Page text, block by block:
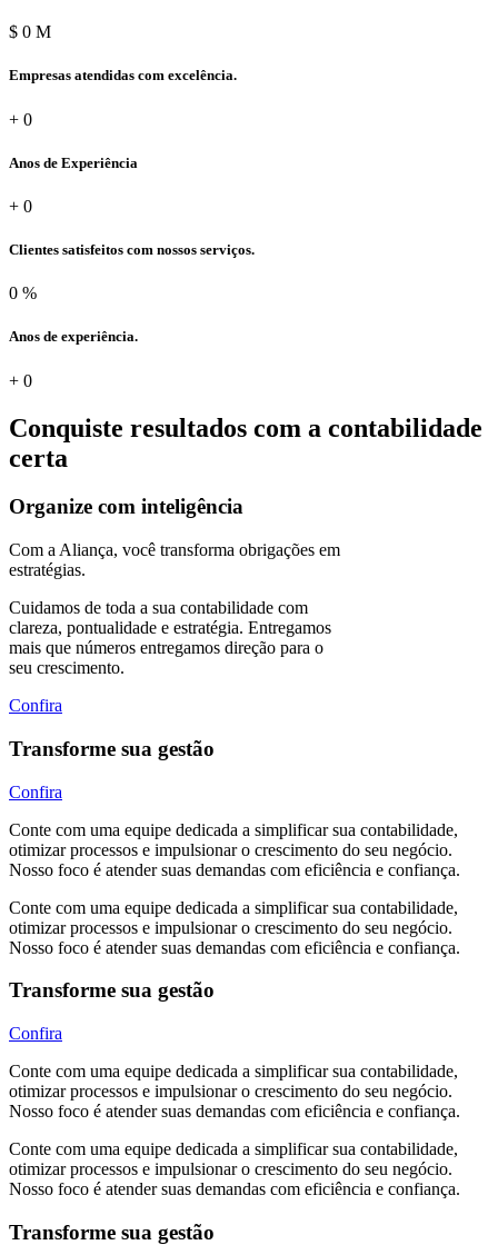
$ 0 M
Empresas atendidas com excelência.
+ 0
Anos de Experiência
+ 0
Clientes satisfeitos com nossos serviços.
0 %
Anos de experiência.
+ 0
Conquiste resultados com a contabilidade
certa
Organize com inteligência
Com a Aliança, você transforma obrigações em
estratégias.
Cuidamos de toda a sua contabilidade com
clareza, pontualidade e estratégia. Entregamos
mais que números entregamos direção para o
seu crescimento.
Confira
Transforme sua gestão
Confira
Conte com uma equipe dedicada a simplificar sua contabilidade,
otimizar processos e impulsionar o crescimento do seu negócio.
Nosso foco é atender suas demandas com eficiência e confiança.
Conte com uma equipe dedicada a simplificar sua contabilidade,
otimizar processos e impulsionar o crescimento do seu negócio.
Nosso foco é atender suas demandas com eficiência e confiança.
Transforme sua gestão
Confira
Conte com uma equipe dedicada a simplificar sua contabilidade,
otimizar processos e impulsionar o crescimento do seu negócio.
Nosso foco é atender suas demandas com eficiência e confiança.
Conte com uma equipe dedicada a simplificar sua contabilidade,
otimizar processos e impulsionar o crescimento do seu negócio.
Nosso foco é atender suas demandas com eficiência e confiança.
Transforme sua gestão